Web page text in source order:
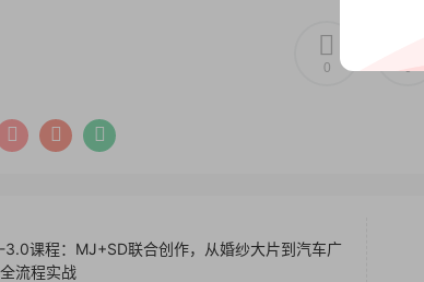
0
3.0课程：MJ+SD联合创作，从婚纱大片到汽车广
流程实战